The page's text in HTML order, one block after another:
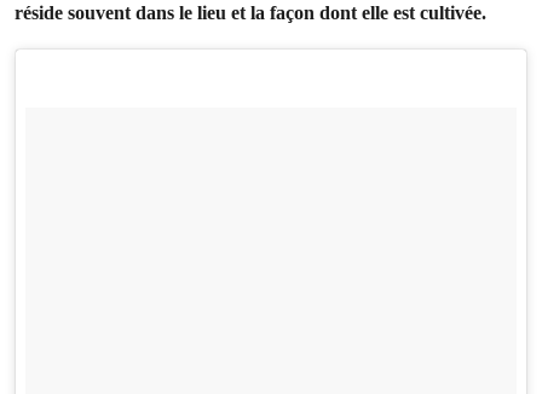
réside souvent dans le lieu et la façon dont elle est cultivée.